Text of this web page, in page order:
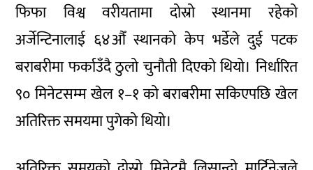
फिफा विश्व वरीयतामा दोस्रो स्थानमा रहेको
अर्जेन्टिनालाई ६४औँ स्थानको केप भर्डेले दुई पटक
बराबरीमा फर्काउँदै ठुलो चुनौती दिएको थियो। निर्धारित
९० मिनेटसम्म खेल १–१ को बराबरीमा सकिएपछि खेल
अतिरिक्त समयमा पुगेको थियो।